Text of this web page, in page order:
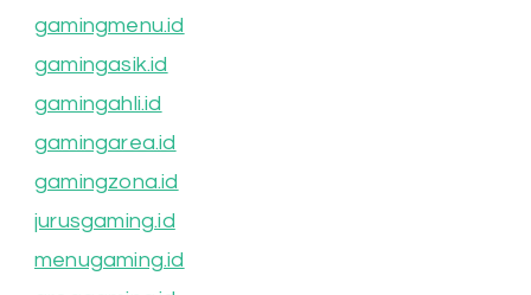
gamingmenu.id
gamingasik.id
gamingahli.id
gamingarea.id
gamingzona.id
jurusgaming.id
menugaming.id